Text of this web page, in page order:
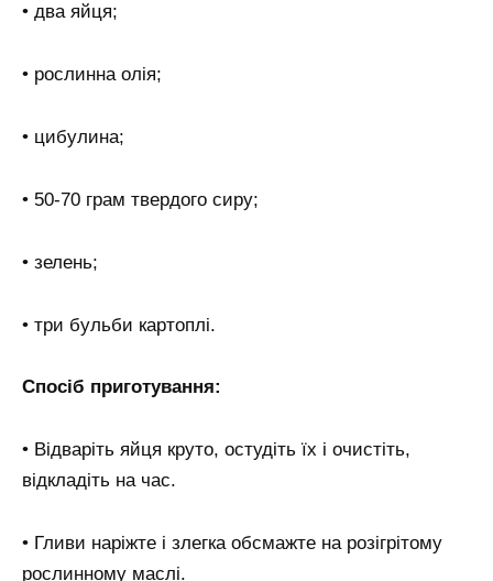
• два яйця;
• рослинна олія;
• цибулина;
• 50-70 грам твердого сиру;
• зелень;
• три бульби картоплі.
Спосіб приготування:
• Відваріть яйця круто, остудіть їх і очистіть,
відкладіть на час.
• Гливи наріжте і злегка обсмажте на розігрітому
рослинному маслі.